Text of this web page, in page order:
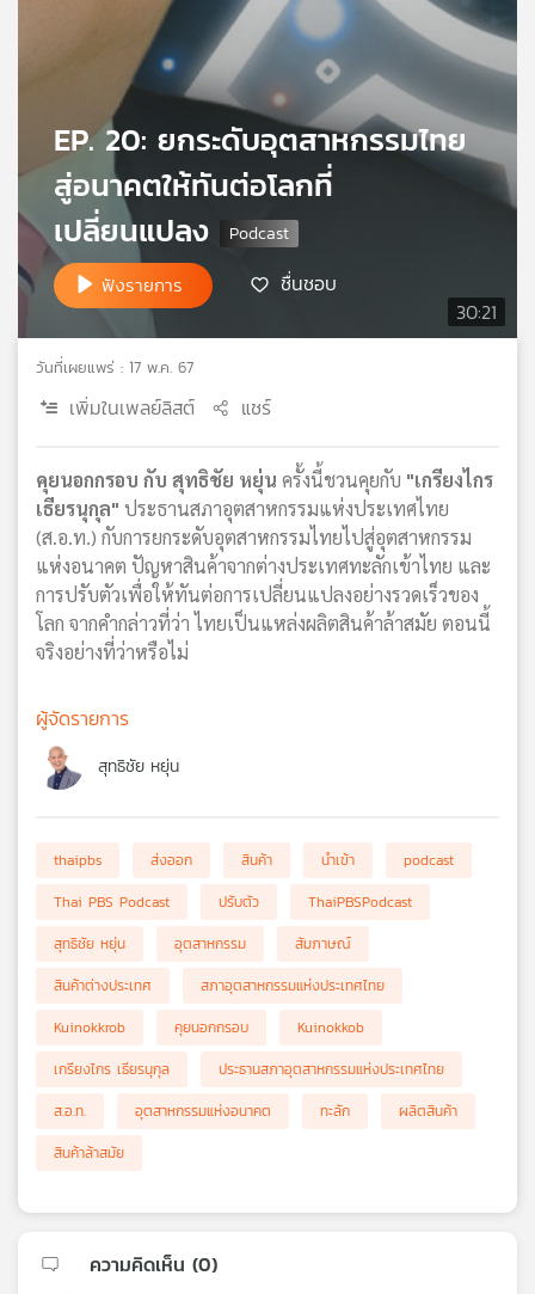
พี
เอส
แผนที่
เครือ
30:21
EP. 20: ยกระดับอุตสาหกรรมไทย
สู่อนาคตให้ทันต่อโลกที่
เปลี่ยนแปลง
ฟังรายการ ชื่นชอบ
วันที่เผยแพร่ : 17 พ.ค. 67
เพิ่มในเพลย์ลิสต์ แชร์
คุยนอกกรอบ กับ สุทธิชัย หยุ่น ครั้งนี้ชวนคุยกับ "เกรียงไกร
เธียรนุกุล" ประธานสภาอุตสาหกรรมแห่งประเทศไทย
(ส.อ.ท.) กับการยกระดับอุตสาหกรรมไทยไปสู่อุตสาหกรรม
แห่งอนาคต ปัญหาสินค้าจากต่างประเทศทะลักเข้าไทย และ
การปรับตัวเพื่อให้ทันต่อการเปลี่ยนแปลงอย่างรวดเร็วของ
โลก จากคำกล่าวที่ว่า ไทยเป็นแหล่งผลิตสินค้าล้าสมัย ตอนนี้
จริงอย่างที่ว่าหรือไม่
ผู้จัดรายการ
สุทธิชัย หยุ่น
thaipbs ส่งออก สินค้า นำเข้า
podcast
Thai PBS Podcast
ปรับตัว
ThaiPBSPodcast
สุทธิชัย หยุ่น
อุตสาหกรรม
สัมภาษณ์
สินค้าต่างประเทศ
สภาอุตสาหกรรมแห่งประเทศไทย
Kuinokkrob
คุยนอกกรอบ
Kuinokkob
เกรียงไกร เธียรนุกุล
ประธานสภาอุตสาหกรรมแห่งประเทศไทย
ส.อ.ท.
อุตสาหกรรมแห่งอนาคต ทะลัก
ผลิตสินค้า
สินค้าล้าสมัย
ความคิดเห็น (0)